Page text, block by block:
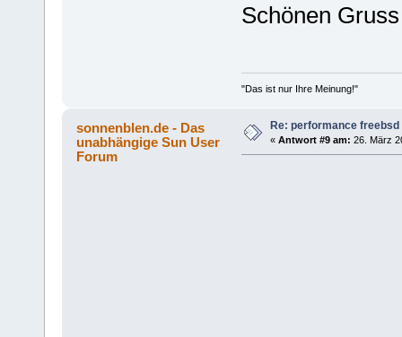
Schönen Gruss
"Das ist nur Ihre Meinung!"
sonnenblen.de - Das
unabhängige Sun User
Forum
Re: performance
« Antwort #9 am: 26. März